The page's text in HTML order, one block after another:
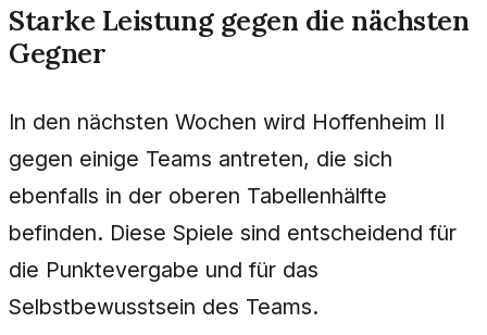
Starke Leistung gegen die nächsten
Gegner
In den nächsten Wochen wird Hoffenheim II
gegen einige Teams antreten, die sich
ebenfalls in der oberen Tabellenhälfte
befinden. Diese Spiele sind entscheidend für
die Punktevergabe und für das
Selbstbewusstsein des Teams.